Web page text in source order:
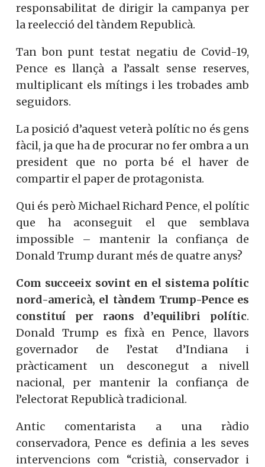
responsabilitat de dirigir la campanya per
la reelecció del tàndem Republicà.
Tan bon punt testat negatiu de Covid-19,
Pence es llançà a l’assalt sense reserves,
multiplicant els mítings i les trobades amb
seguidors.
La posició d’aquest veterà polític no és gens
fàcil, ja que ha de procurar no fer ombra a un
president que no porta bé el haver de
compartir el paper de protagonista.
Qui és però Michael Richard Pence, el polític
que ha aconseguit el que semblava
impossible – mantenir la confiança de
Donald Trump durant més de quatre anys?
Com succeeix sovint en el sistema polític
nord-americà, el tàndem Trump-Pence es
constituí per raons d’equilibri polític.
Donald Trump es fixà en Pence, llavors
governador de l’estat d’Indiana i
pràcticament un desconegut a nivell
nacional, per mantenir la confiança de
l’electorat Republicà tradicional.
Antic comentarista a una ràdio
conservadora, Pence es definia a les seves
intervencions com “cristià, conservador i